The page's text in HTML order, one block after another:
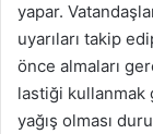
yapar.
uyarıları takip
önce almaları
lastiği kullanmak
yağış olması